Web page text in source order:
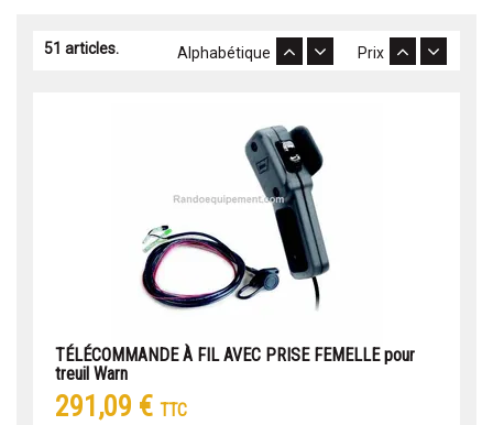
51 articles. Prix
Alphabétique
TÉLÉCOMMANDE À FIL AVEC PRISE FEMELLE pour
treuil Warn
291,09 € TTC